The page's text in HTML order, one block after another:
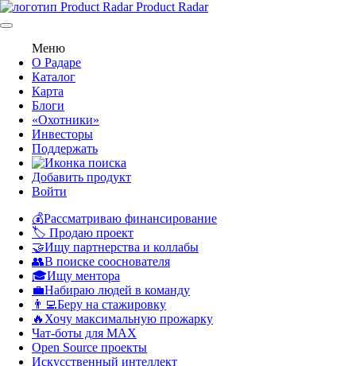
Product Radar
Меню
О Радаре
Каталог
Карта
Блоги
«Охотники»
Инвесторы
Поддержать
Добавить продукт
Войти
💰Рассматриваю финансирование
🏷️ Продаю проект
🤝Ищу партнерства и коллабы
👥В поиске сооснователя
🎓Ищу ментора
💼Набираю людей в команду
👨‍💻Беру на стажировку
🔥Хочу максимальную прожарку
Чат-боты для MAX
Open Source проекты
Искусственный интеллект